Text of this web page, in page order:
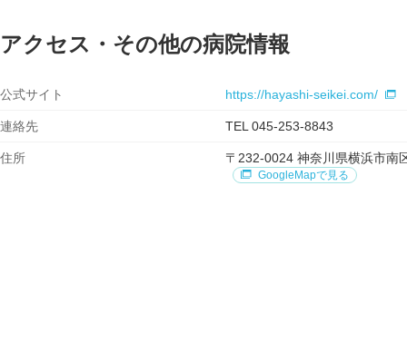
アクセス・その他の病院情報
公式サイト https://hayashi-seikei.com/
連絡先 TEL 045-253-8843
住所 〒232-0024 神奈川県横浜市南
GoogleMapで見る